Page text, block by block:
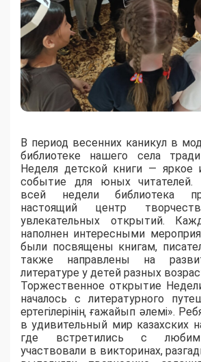
В период весенних каникул в
библиотеке нашего села
Неделя детской книги — яркое
событие для юных читателей.
всей недели библиотека
настоящий центр
увлекательных открытий.
наполнен интересными
были посвящены книгам,
также направлены на
литературе у детей разных
Торжественное открытие
началось с литературного
ертегілерінің ғажайып әлемі».
в удивительный мир казахских
где встретились с
участвовали в викторинах,